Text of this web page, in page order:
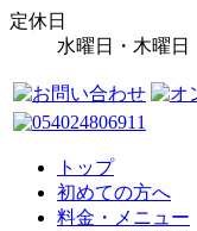
定休日
水曜日・木曜日
トップ
初めての方へ
料金・メニュー